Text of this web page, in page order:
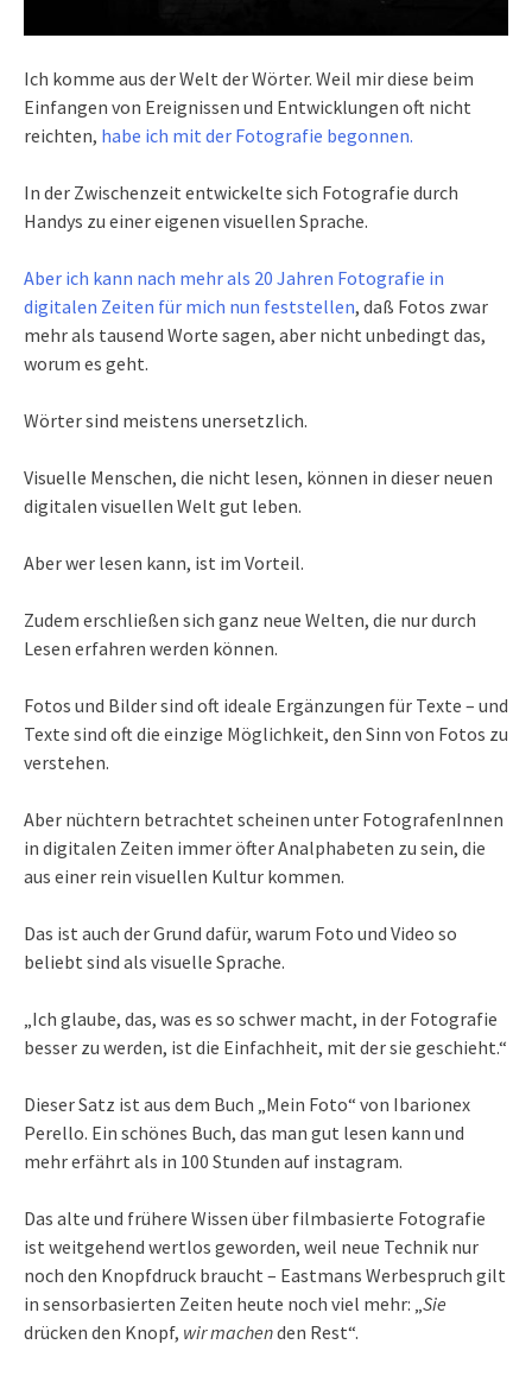
Ich komme aus der Welt der Wörter. Weil mir diese beim
Einfangen von Ereignissen und Entwicklungen oft nicht
reichten, habe ich mit der Fotografie begonnen.
In der Zwischenzeit entwickelte sich Fotografie durch
Handys zu einer eigenen visuellen Sprache.
Aber ich kann nach mehr als 20 Jahren Fotografie in
digitalen Zeiten für mich nun feststellen, daß Fotos zwar
mehr als tausend Worte sagen, aber nicht unbedingt das,
worum es geht.
Wörter sind meistens unersetzlich.
Visuelle Menschen, die nicht lesen, können in dieser neuen
digitalen visuellen Welt gut leben.
Aber wer lesen kann, ist im Vorteil.
Zudem erschließen sich ganz neue Welten, die nur durch
Lesen erfahren werden können.
Fotos und Bilder sind oft ideale Ergänzungen für Texte – und
Texte sind oft die einzige Möglichkeit, den Sinn von Fotos zu
verstehen.
Aber nüchtern betrachtet scheinen unter FotografenInnen
in digitalen Zeiten immer öfter Analphabeten zu sein, die
aus einer rein visuellen Kultur kommen.
Das ist auch der Grund dafür, warum Foto und Video so
beliebt sind als visuelle Sprache.
„Ich glaube, das, was es so schwer macht, in der Fotografie
besser zu werden, ist die Einfachheit, mit der sie geschieht.“
Dieser Satz ist aus dem Buch „Mein Foto“ von Ibarionex
Perello. Ein schönes Buch, das man gut lesen kann und
mehr erfährt als in 100 Stunden auf instagram.
Das alte und frühere Wissen über filmbasierte Fotografie
ist weitgehend wertlos geworden, weil neue Technik nur
noch den Knopfdruck braucht – Eastmans Werbespruch gilt
in sensorbasierten Zeiten heute noch viel mehr: „Sie
drücken den Knopf, wir machenden Rest“.